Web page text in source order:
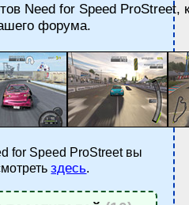
Need for Speed ProStreet,
форума.
for Speed ProStreet вы
здесь.